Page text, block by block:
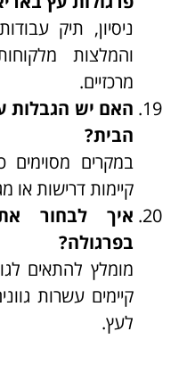
ניסיון, תיק
והמלצות
מרכזיים.
האם יש הגבלות
הבית?
במקרים
קיימות דרישות או
איך לבחור
בפרגולה?
מומלץ להתאים
קיימים עשרות
לעץ.